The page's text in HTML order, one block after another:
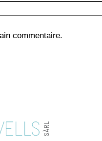
commentaire.